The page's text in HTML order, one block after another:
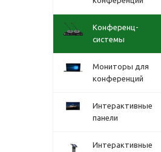
Конференц-
системы
Мониторы для
конференций
Интерактивные
панели
Интерактивные